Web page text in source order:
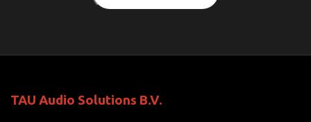
TAU Audio Solutions B.V.